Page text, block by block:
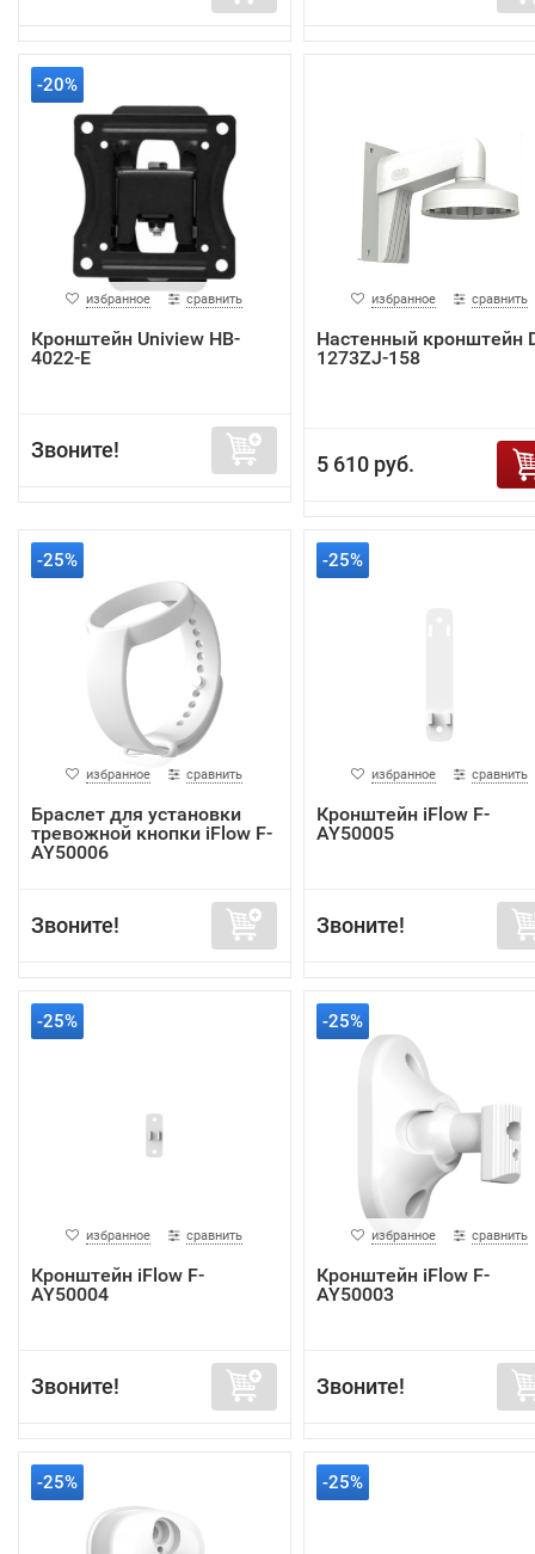
-20%
избранное сравнить
Кронштейн Uniview HB-
4022-E
Звоните!
избранное сравнить
Настенный кронштейн
1273ZJ-158
5 610 руб.
-25%
избранное сравнить
Браслет для установки
тревожной кнопки iFlow F-
AY50006
Звоните!
-25%
избранное сравнить
Кронштейн iFlow F-
AY50005
Звоните!
-25%
избранное сравнить
Кронштейн iFlow F-
AY50004
Звоните!
-25%
избранное сравнить
Кронштейн iFlow F-
AY50003
Звоните!
-25% -25%